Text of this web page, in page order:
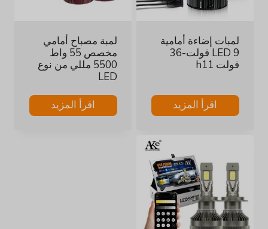
لمبات إضاءة أمامية
LED 9 فولت-36
فولت h11
اقرأ المزيد
لمبة مصباح أمامي
مخصص 55 واط
5500 مللي من نوع
LED
اقرأ المزيد